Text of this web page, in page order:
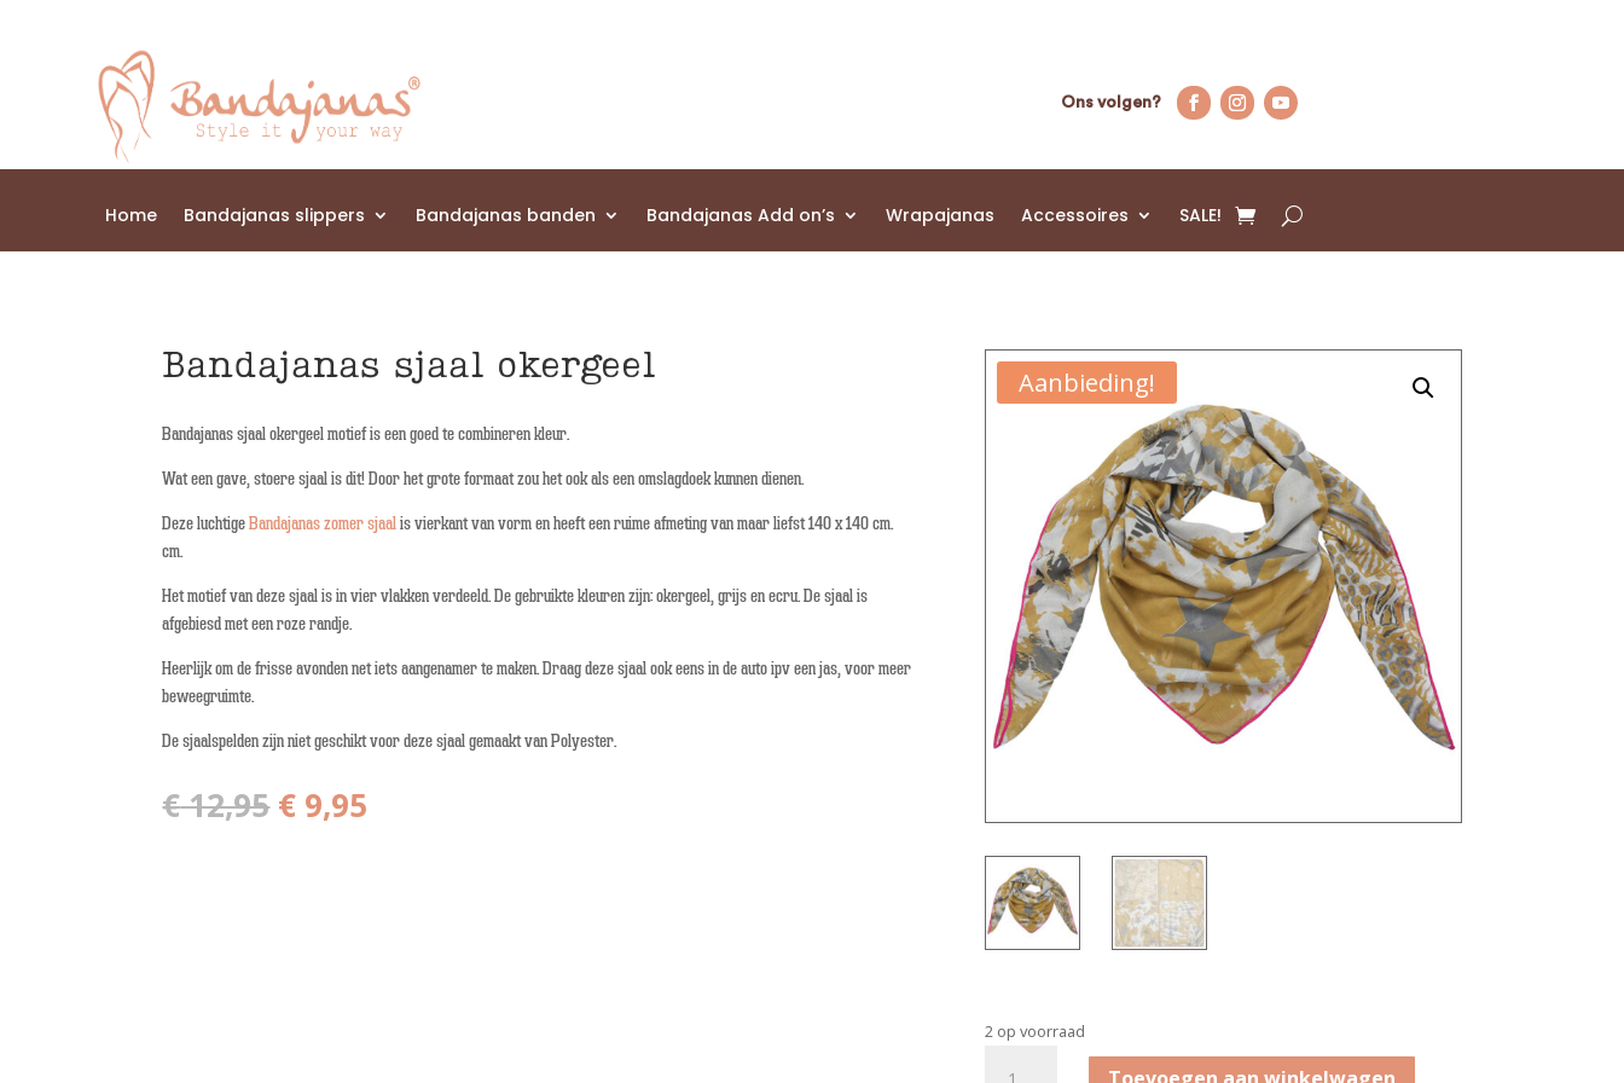
Ons volgen?
Home Bandajanas slippers Bandajanas banden Bandajanas Add on’s Wrapajanas Accessoires SALE!
Bandajanas sjaal okergeel
Bandajanas sjaal okergeel motief is een goed te combineren kleur.
Wat een gave, stoere sjaal is dit! Door het grote formaat zou het ook als een omslagdoek kunnen dienen.
Deze luchtigeBandajanas zomer sjaalis vierkant van vorm en heeft een ruime afmeting van maar liefst 140 x 140 cm.
cm.
Het motief van deze sjaal is in vier vlakken verdeeld. De gebruikte kleuren zijn: okergeel, grijs en ecru. De sjaal is
afgebiesd met een roze randje.
Heerlijk om de frisse avonden net iets aangenamer te maken. Draag deze sjaal ook eens in de auto ipv een jas, voor meer
beweegruimte.
De sjaalspelden zijn niet geschikt voor deze sjaal gemaakt van Polyester.
€12,95 Oorspronkelijke
prijs
€ 9,95
Aanbieding!
2 op voorraad